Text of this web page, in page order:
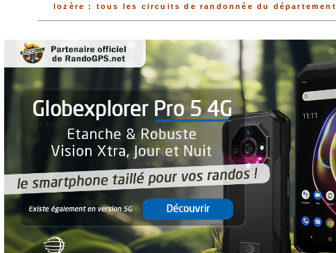
lozère : tous les circuits de randonnée du département